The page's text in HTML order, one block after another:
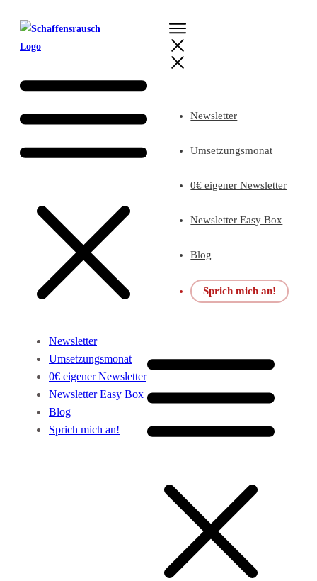
Newsletter
Umsetzungsmonat
0€ eigener Newsletter
Newsletter Easy Box
Blog
Sprich mich an!
Newsletter
Umsetzungsmonat
0€ eigener Newsletter
Newsletter Easy Box
Blog
Sprich mich an!